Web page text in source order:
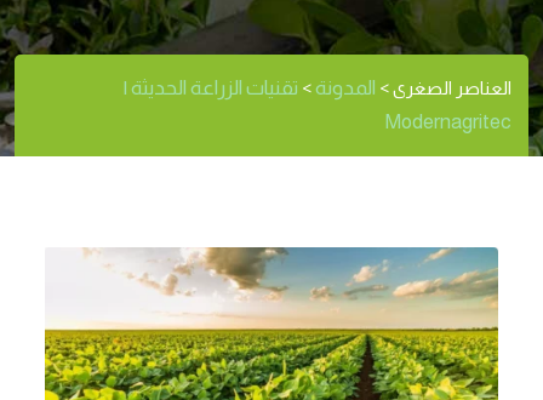
العناصر الصغرى> المدونة> تقنيات الزراعة الحديثة |
Modernagritec